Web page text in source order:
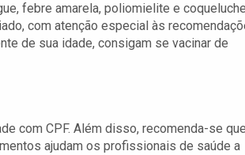
febre amarela, poliomielite e
com atenção especial às
de sua idade, consigam se vacinar de
com CPF. Além disso, recomenda-se
ajudam os profissionais de saúde a